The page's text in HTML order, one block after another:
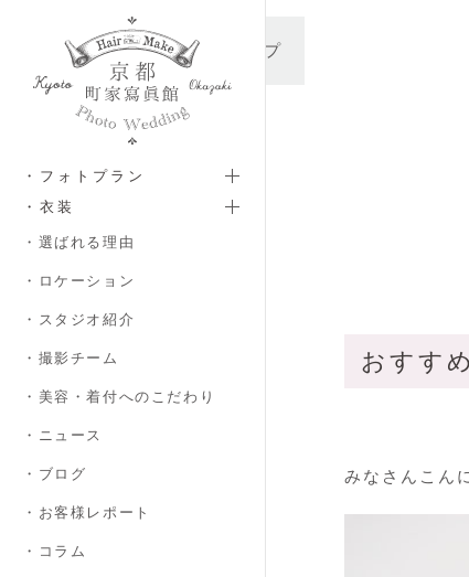
メインコンテンツへスキップ
・フォトプラン
・衣装
・選ばれる理由
・ロケーション
・スタジオ紹介
・撮影チーム
・美容・着付へのこだわり
・ニュース
・ブログ
・お客様レポート
・コラム
おすす
みなさんこん